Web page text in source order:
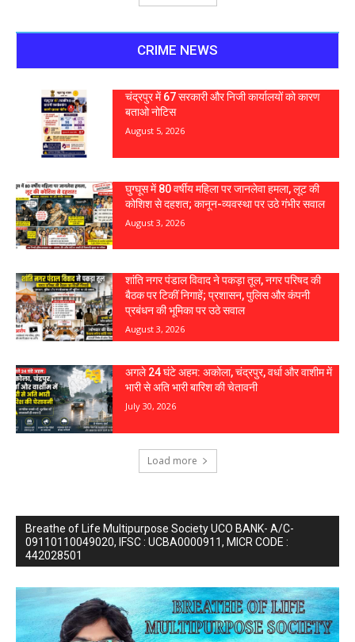
CRIME NEWS
चंद्रपुर में 67 सरकारी और निजी कार्यालयों को कारण
बताओ नोटिस
August 5, 2026
घुग्घूस में 80 वर्षीय महिला पर जानलेवा हमला, लूट की
कोशिश से दहशत; कानून-व्यवस्था पर उठे गंभीर सवाल
August 3, 2026
शांति नगर पंडाल विवाद ने पकड़ा तूल, नगर परिषद की
बैठक पर टिकीं निगाहें; प्रशासन, पुलिस और कंपनी
प्रबंधन की भूमिका पर उठे सवाल
August 3, 2026
अगले 24 घंटे अहम: अकोला, चंद्रपुर, वर्धा और वाशीम में
भारी से अति भारी बारिश की चेतावनी
July 30, 2026
Load more